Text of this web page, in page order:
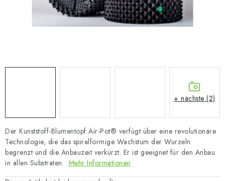
Der Kunststoff-Blumentopf Air-Pot® verfügt über eine revolutionäre
Technologie, die das spiralförmige Wachstum der Wurzeln
begrenzt und die Anbauzeit verkürzt. Er ist geeignet für den Anbau
in allen Substraten. Mehr Informationen
+ nächste (2)